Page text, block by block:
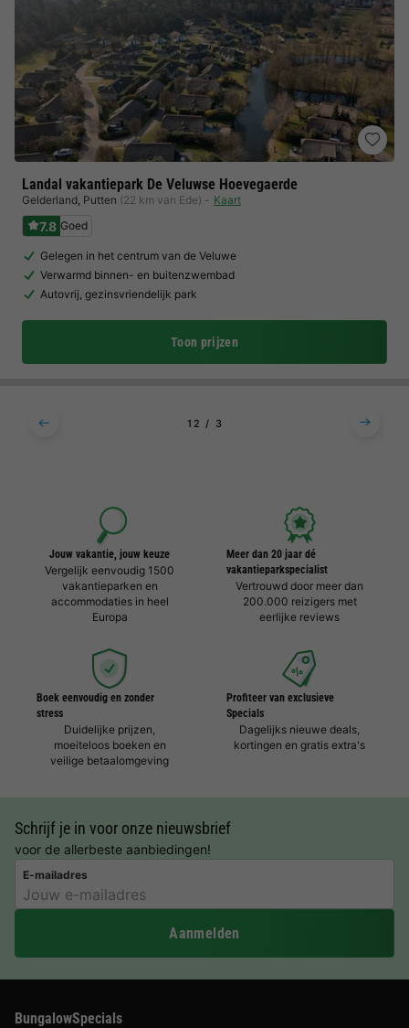
Landal vakantiepark De Veluwse Hoevegaerde
Gelderland, Putten (22 km van Ede) Kaart
7.8 Goed
Gelegen in het centrum van de Veluwe
Verwarmd binnen- en buitenzwembad
Autovrij, gezinsvriendelijk park
Toon prijzen
1 2 3
Jouw vakantie, jouw keuze
Vergelijk eenvoudig 1500
vakantieparken en
accommodaties in heel
Europa
Meer dan 20 jaar dé
vakantieparkspecialist
Vertrouwd door meer dan
200.000 reizigers met
eerlijke reviews
Boek eenvoudig en zonder
stress
Duidelijke prijzen,
moeiteloos boeken en
veilige betaalomgeving
Profiteer van exclusieve
Specials
Dagelijks nieuwe deals,
kortingen en gratis extra's
Schrijf je in voor onze nieuwsbrief
voor de allerbeste aanbiedingen!
E-mailadres
Aanmelden
BungalowSpecials